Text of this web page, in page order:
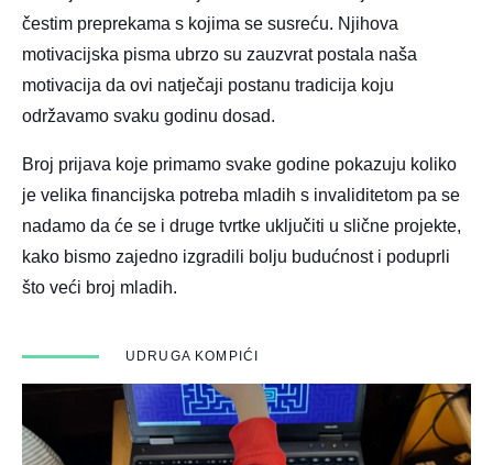
čestim preprekama s kojima se susreću. Njihova
motivacijska pisma ubrzo su zauzvrat postala naša
motivacija da ovi natječaji postanu tradicija koju
održavamo svaku godinu dosad.
Broj prijava koje primamo svake godine pokazuju koliko
je velika financijska potreba mladih s invaliditetom pa se
nadamo da će se i druge tvrtke uključiti u slične projekte,
kako bismo zajedno izgradili bolju budućnost i poduprli
što veći broj mladih.
UDRUGA KOMPIĆI